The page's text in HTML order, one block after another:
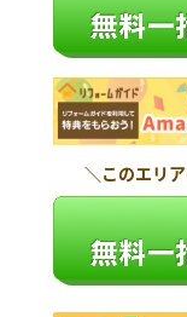
＼このエリ